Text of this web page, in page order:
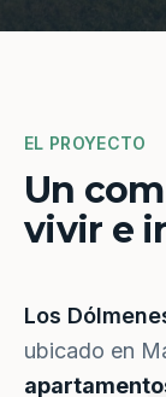
EL PROYECTO
Un
vivir e
Los
ubicado en